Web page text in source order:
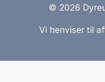
© 2026
Vi henviser til